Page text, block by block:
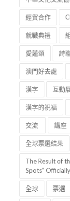
經貿合作
就職典禮
愛蓮頌 詩
澳門好去處
漢字 互動
漢字的祝福
交流 講座
全球票選結果
The Result of
Spots”
全球 票選